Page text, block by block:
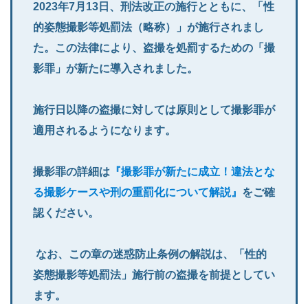
2023年7月13日、刑法改正の施行とともに、「性
的姿態撮影等処罰法（略称）」が施行されまし
た。この法律により、盗撮を処罰するための「撮
影罪」が新たに導入されました。
施行日以降の盗撮に対しては原則として撮影罪が
適用されるようになります。
撮影罪の詳細は 『撮影罪が新たに成立！違法とな
る撮影ケースや刑の重罰化について解説』 をご確
認ください。
なお、この章の迷惑防止条例の解説は、「性的
姿態撮影等処罰法」施行前の盗撮を前提としてい
ます。